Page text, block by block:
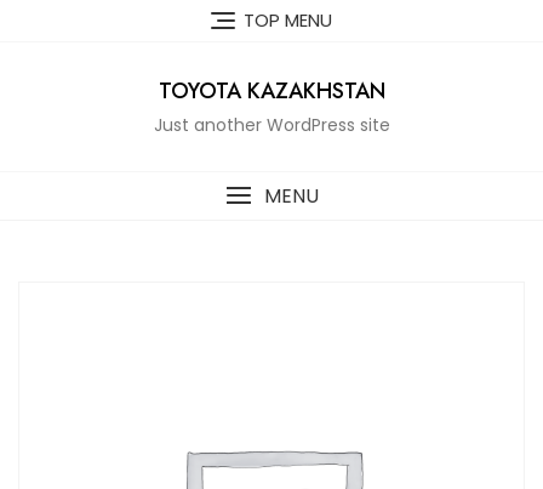
TOP MENU
TOYOTA KAZAKHSTAN
Just another WordPress site
MENU